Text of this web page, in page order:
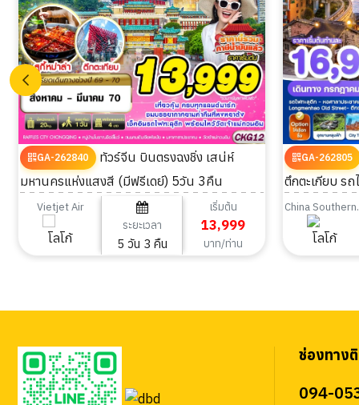
GA-262840
ทัวร์จีน บินตรงฉงชิ่ง เสน่ห์
มหานครแห่งแสงสี (มีฟรีเดย์) 5วัน 3คืน
Vietjet Air
ระยะเวลา
5 วัน 3 คืน
เริ่มต้น
13,999
บาท/ท่าน
GA-262805
ตึกตะเกียบ ร
ช่องทาง
094-